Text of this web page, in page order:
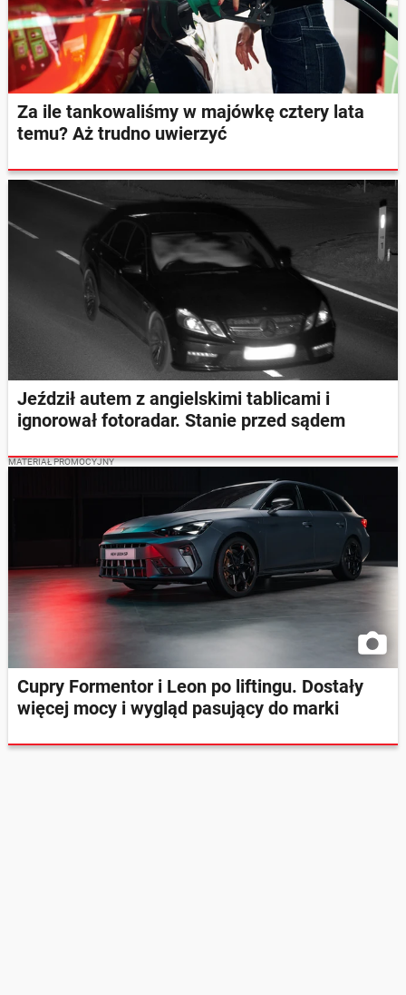
Za ile tankowaliśmy w majówkę cztery lata
temu? Aż trudno uwierzyć
Jeździł autem z angielskimi tablicami i
ignorował fotoradar. Stanie przed sądem
MATERIAŁ PROMOCYJNY
Cupry Formentor i Leon po liftingu. Dostały
więcej mocy i wygląd pasujący do marki